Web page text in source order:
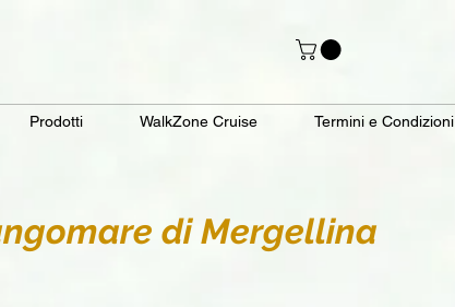
Prodotti WalkZone Cruise Termini e Condizioni
di Mergellina